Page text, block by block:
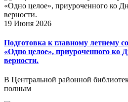
19 Июня 2026
Подготовка к главному летнему
«Одно целое», приуроченного ко
верности.
В Центральной районной
полным